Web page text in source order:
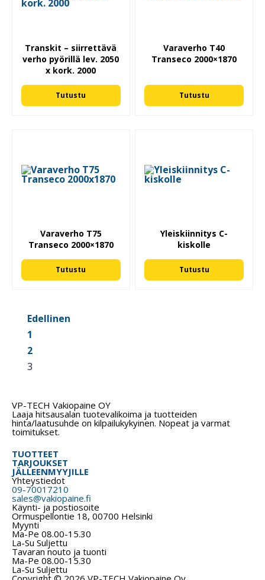
Transkit – siirrettävä
verho pyörillä lev. 2050
x kork. 2000
Tutustu
Varaverho T40
Transeco 2000×1870
Tutustu
Varaverho T75
Transeco 2000×1870
Tutustu
Yleiskiinnitys C-
kiskolle
Tutustu
Edellinen
1
2
3
VP-TECH Vakiopaine OY
Laaja hitsausalan tuotevalikoima ja tuotteiden
hinta/laatusuhde on kilpailukykyinen. Nopeat ja varmat
toimitukset.
TUOTTEET
TARJOUKSET
JÄLLEENMYYJILLE
Yhteystiedot
09-70017210
sales@vakiopaine.fi
Käynti- ja postiosoite
Ormuspellontie 18, 00700 Helsinki
Myynti
Ma-Pe 08.00-15.30
La-Su Suljettu
Tavaran nouto ja tuonti
Ma-Pe 08.00-15.30
La-Su Suljettu